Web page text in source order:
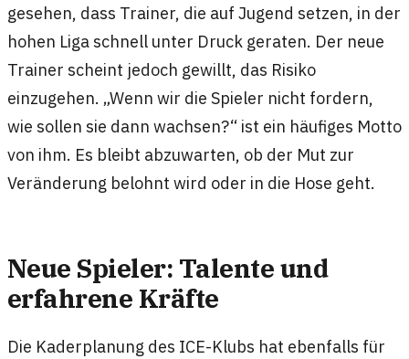
gesehen, dass Trainer, die auf Jugend setzen, in der
hohen Liga schnell unter Druck geraten. Der neue
Trainer scheint jedoch gewillt, das Risiko
einzugehen. „Wenn wir die Spieler nicht fordern,
wie sollen sie dann wachsen?“ ist ein häufiges Motto
von ihm. Es bleibt abzuwarten, ob der Mut zur
Veränderung belohnt wird oder in die Hose geht.
Neue Spieler: Talente und
erfahrene Kräfte
Die Kaderplanung des ICE-Klubs hat ebenfalls für